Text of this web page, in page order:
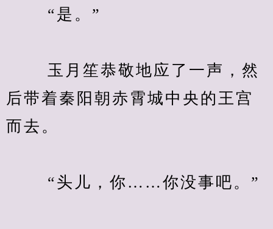
“是。”
玉月笙恭敬地应了一声，然
后带着秦阳朝赤霄城中央的王宫
而去。
“头儿，你……你没事吧。”